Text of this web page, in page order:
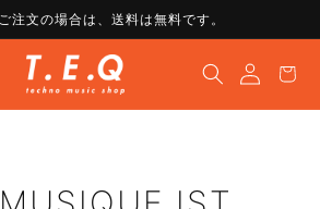
注文の場合は、送料は無料です。
グ
イ
ン
ー